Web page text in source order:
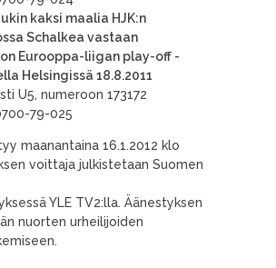
kaksi maalia HJK:n
Schalkea vastaan
Eurooppa-liigan play-off -
Helsingissä 18.8.2011
U5, numeroon 173172
79-025
maanantaina 16.1.2012 klo
voittaja julkistetaan Suomen
YLE TV2:lla. Äänestyksen
nuorten urheilijoiden